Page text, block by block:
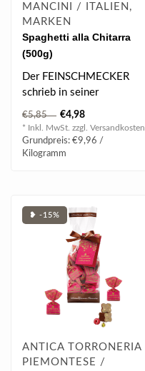
MANCINI / ITALIEN,
MARKEN
Spaghetti alla Chitarra
(500g)
Der FEINSCHMECKER
schrieb in seiner
Dezemberausgabe 2017,
"Gäbe es einen Nobel..
€5,85 €4,98
* Inkl. MwSt. zzgl. Versandkosten
Grundpreis: €9,96 /
Kilogramm
❥ -15%
ANTICA TORRONERIA
PIEMONTESE /